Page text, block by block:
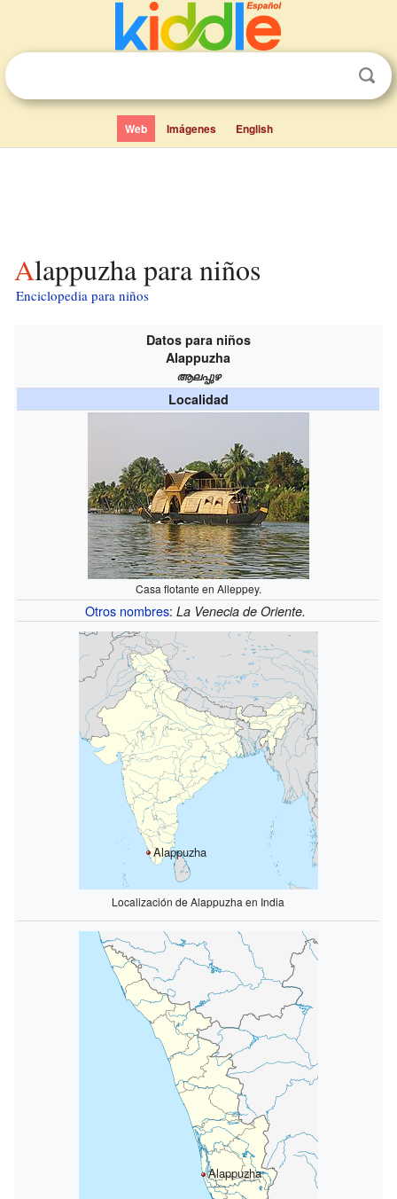
Web Imágenes English
Alappuzha para niños
Enciclopedia para niños
Datos para niños
Alappuzha
ആലപ്പുഴ
Localidad
Casa flotante en Alleppey.
Otros nombres:La Venecia de Oriente.
Alappuzha
Localización de Alappuzha en India
Alappuzha